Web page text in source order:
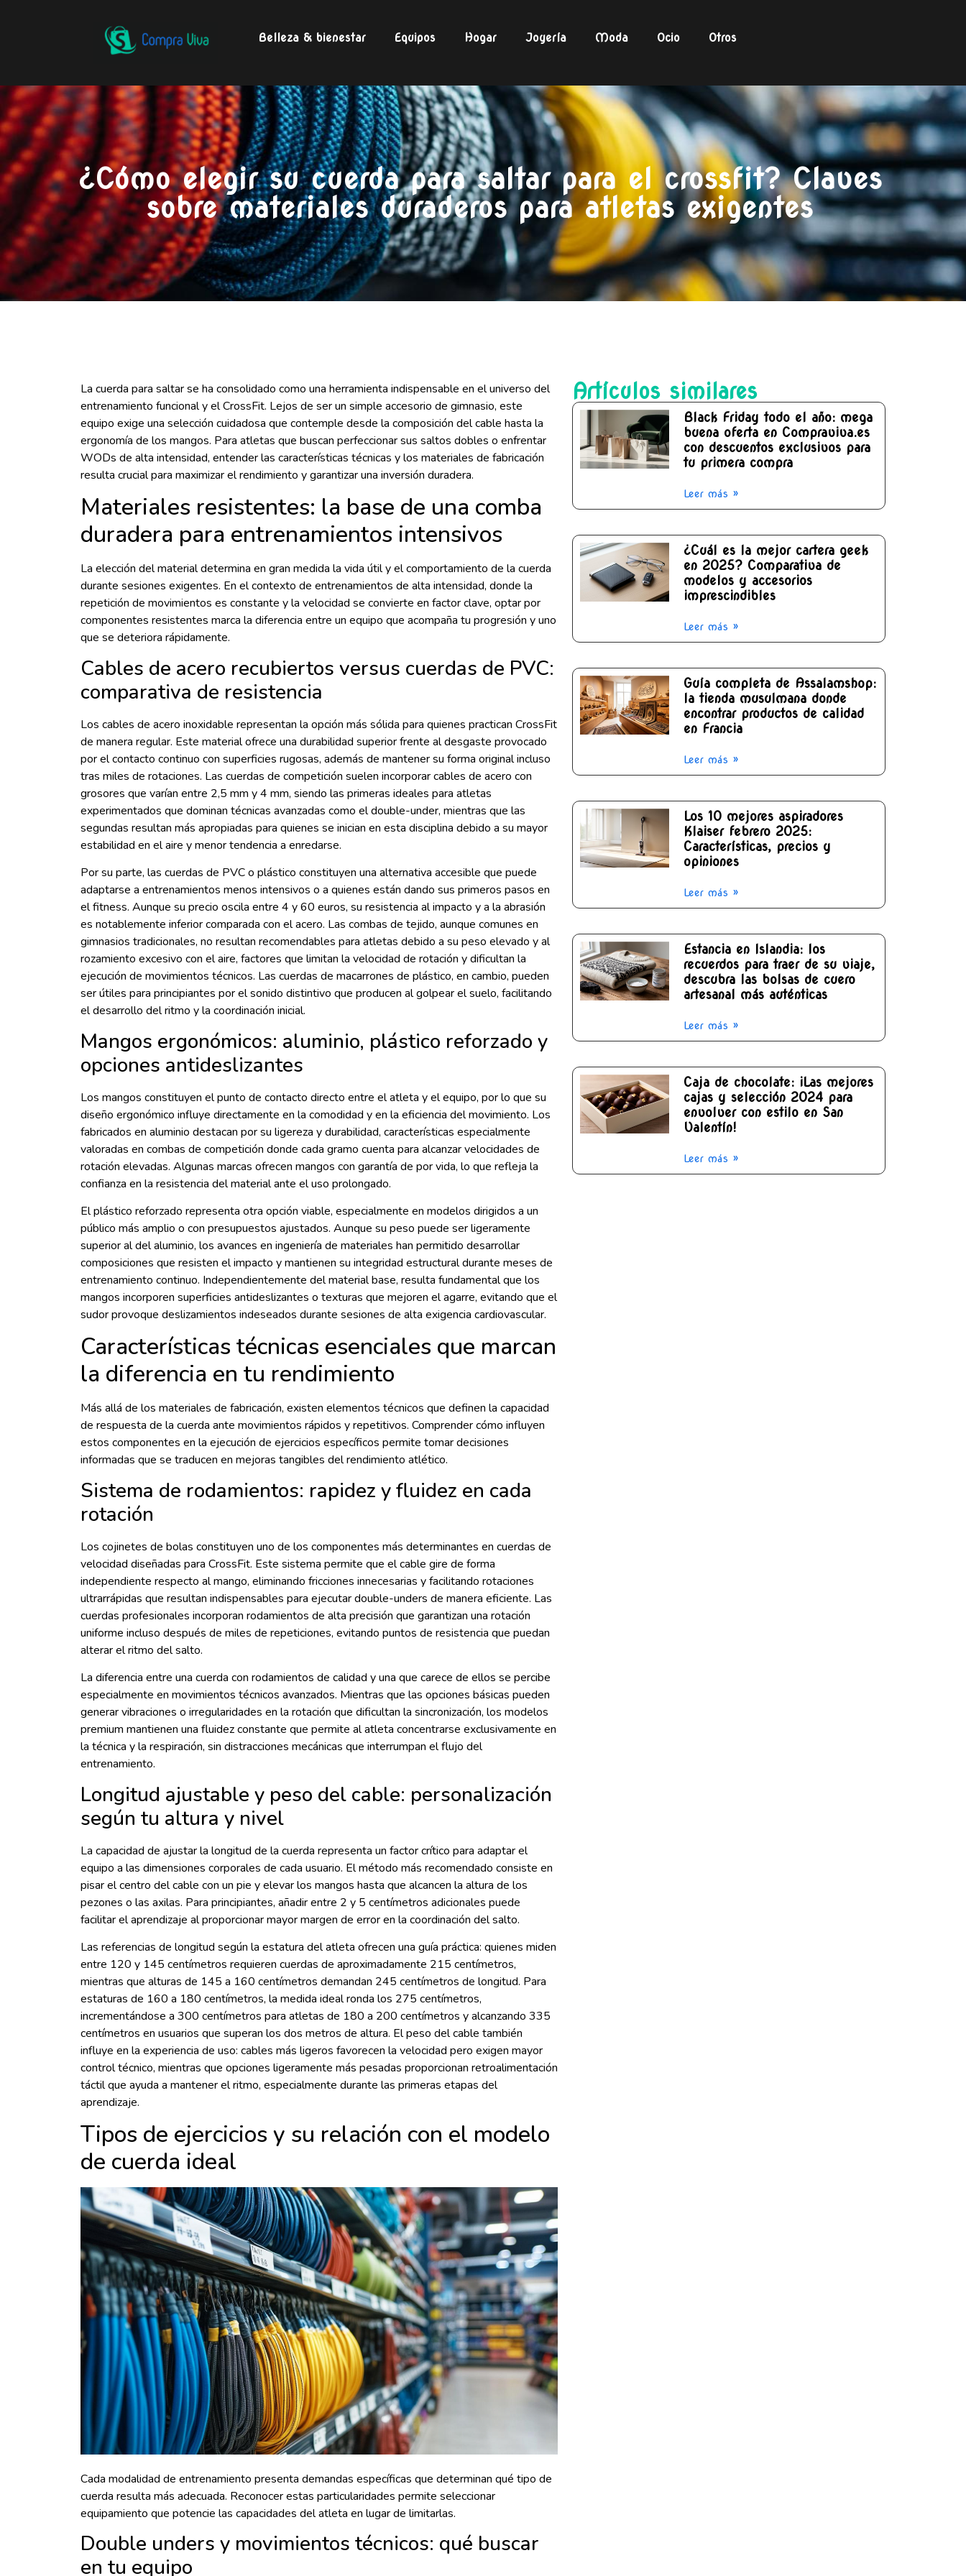
Belleza & bienestar Equipos Hogar Joyería Moda Ocio Otros
¿Cómo elegir su cuerda para saltar para el crossfit? Claves
sobre materiales duraderos para atletas exigentes
La cuerda para saltar se ha consolidado como una herramienta indispensable en el universo del
entrenamiento funcional y el CrossFit. Lejos de ser un simple accesorio de gimnasio, este
equipo exige una selección cuidadosa que contemple desde la composición del cable hasta la
ergonomía de los mangos. Para atletas que buscan perfeccionar sus saltos dobles o enfrentar
WODs de alta intensidad, entender las características técnicas y los materiales de fabricación
resulta crucial para maximizar el rendimiento y garantizar una inversión duradera.
Materiales resistentes: la base de una comba
duradera para entrenamientos intensivos
La elección del material determina en gran medida la vida útil y el comportamiento de la cuerda
durante sesiones exigentes. En el contexto de entrenamientos de alta intensidad, donde la
repetición de movimientos es constante y la velocidad se convierte en factor clave, optar por
componentes resistentes marca la diferencia entre un equipo que acompaña tu progresión y uno
que se deteriora rápidamente.
Cables de acero recubiertos versus cuerdas de PVC:
comparativa de resistencia
Los cables de acero inoxidable representan la opción más sólida para quienes practican CrossFit
de manera regular. Este material ofrece una durabilidad superior frente al desgaste provocado
por el contacto continuo con superficies rugosas, además de mantener su forma original incluso
tras miles de rotaciones. Las cuerdas de competición suelen incorporar cables de acero con
grosores que varían entre 2,5 mm y 4 mm, siendo las primeras ideales para atletas
experimentados que dominan técnicas avanzadas como el double-under, mientras que las
segundas resultan más apropiadas para quienes se inician en esta disciplina debido a su mayor
estabilidad en el aire y menor tendencia a enredarse.
Por su parte, las cuerdas de PVC o plástico constituyen una alternativa accesible que puede
adaptarse a entrenamientos menos intensivos o a quienes están dando sus primeros pasos en
el fitness. Aunque su precio oscila entre 4 y 60 euros, su resistencia al impacto y a la abrasión
es notablemente inferior comparada con el acero. Las combas de tejido, aunque comunes en
gimnasios tradicionales, no resultan recomendables para atletas debido a su peso elevado y al
rozamiento excesivo con el aire, factores que limitan la velocidad de rotación y dificultan la
ejecución de movimientos técnicos. Las cuerdas de macarrones de plástico, en cambio, pueden
ser útiles para principiantes por el sonido distintivo que producen al golpear el suelo, facilitando
el desarrollo del ritmo y la coordinación inicial.
Mangos ergonómicos: aluminio, plástico reforzado y
opciones antideslizantes
Los mangos constituyen el punto de contacto directo entre el atleta y el equipo, por lo que su
diseño ergonómico influye directamente en la comodidad y en la eficiencia del movimiento. Los
fabricados en aluminio destacan por su ligereza y durabilidad, características especialmente
valoradas en combas de competición donde cada gramo cuenta para alcanzar velocidades de
rotación elevadas. Algunas marcas ofrecen mangos con garantía de por vida, lo que refleja la
confianza en la resistencia del material ante el uso prolongado.
El plástico reforzado representa otra opción viable, especialmente en modelos dirigidos a un
público más amplio o con presupuestos ajustados. Aunque su peso puede ser ligeramente
superior al del aluminio, los avances en ingeniería de materiales han permitido desarrollar
composiciones que resisten el impacto y mantienen su integridad estructural durante meses de
entrenamiento continuo. Independientemente del material base, resulta fundamental que los
mangos incorporen superficies antideslizantes o texturas que mejoren el agarre, evitando que el
sudor provoque deslizamientos indeseados durante sesiones de alta exigencia cardiovascular.
Características técnicas esenciales que marcan
la diferencia en tu rendimiento
Más allá de los materiales de fabricación, existen elementos técnicos que definen la capacidad
de respuesta de la cuerda ante movimientos rápidos y repetitivos. Comprender cómo influyen
estos componentes en la ejecución de ejercicios específicos permite tomar decisiones
informadas que se traducen en mejoras tangibles del rendimiento atlético.
Sistema de rodamientos: rapidez y fluidez en cada
rotación
Los cojinetes de bolas constituyen uno de los componentes más determinantes en cuerdas de
velocidad diseñadas para CrossFit. Este sistema permite que el cable gire de forma
independiente respecto al mango, eliminando fricciones innecesarias y facilitando rotaciones
ultrarrápidas que resultan indispensables para ejecutar double-unders de manera eficiente. Las
cuerdas profesionales incorporan rodamientos de alta precisión que garantizan una rotación
uniforme incluso después de miles de repeticiones, evitando puntos de resistencia que puedan
alterar el ritmo del salto.
La diferencia entre una cuerda con rodamientos de calidad y una que carece de ellos se percibe
especialmente en movimientos técnicos avanzados. Mientras que las opciones básicas pueden
generar vibraciones o irregularidades en la rotación que dificultan la sincronización, los modelos
premium mantienen una fluidez constante que permite al atleta concentrarse exclusivamente en
la técnica y la respiración, sin distracciones mecánicas que interrumpan el flujo del
entrenamiento.
Longitud ajustable y peso del cable: personalización
según tu altura y nivel
La capacidad de ajustar la longitud de la cuerda representa un factor crítico para adaptar el
equipo a las dimensiones corporales de cada usuario. El método más recomendado consiste en
pisar el centro del cable con un pie y elevar los mangos hasta que alcancen la altura de los
pezones o las axilas. Para principiantes, añadir entre 2 y 5 centímetros adicionales puede
facilitar el aprendizaje al proporcionar mayor margen de error en la coordinación del salto.
Las referencias de longitud según la estatura del atleta ofrecen una guía práctica: quienes miden
entre 120 y 145 centímetros requieren cuerdas de aproximadamente 215 centímetros,
mientras que alturas de 145 a 160 centímetros demandan 245 centímetros de longitud. Para
estaturas de 160 a 180 centímetros, la medida ideal ronda los 275 centímetros,
incrementándose a 300 centímetros para atletas de 180 a 200 centímetros y alcanzando 335
centímetros en usuarios que superan los dos metros de altura. El peso del cable también
influye en la experiencia de uso: cables más ligeros favorecen la velocidad pero exigen mayor
control técnico, mientras que opciones ligeramente más pesadas proporcionan retroalimentación
táctil que ayuda a mantener el ritmo, especialmente durante las primeras etapas del
aprendizaje.
Tipos de ejercicios y su relación con el modelo
de cuerda ideal
Cada modalidad de entrenamiento presenta demandas específicas que determinan qué tipo de
cuerda resulta más adecuada. Reconocer estas particularidades permite seleccionar
equipamiento que potencie las capacidades del atleta en lugar de limitarlas.
Double unders y movimientos técnicos: qué buscar
en tu equipo
Artículos similares
Black Friday todo el año: mega
buena oferta en Compraviva.es
con descuentos exclusivos para
tu primera compra
Leer más »
¿Cuál es la mejor cartera geek
en 2025? Comparativa de
modelos y accesorios
imprescindibles
Leer más »
Guía completa de Assalamshop:
la tienda musulmana donde
encontrar productos de calidad
en Francia
Leer más »
Los 10 mejores aspiradores
Klaiser febrero 2025:
Características, precios y
opiniones
Leer más »
Estancia en Islandia: los
recuerdos para traer de su viaje,
descubra las bolsas de cuero
artesanal más auténticas
Leer más »
Caja de chocolate: ¡Las mejores
cajas y selección 2024 para
envolver con estilo en San
Valentín!
Leer más »